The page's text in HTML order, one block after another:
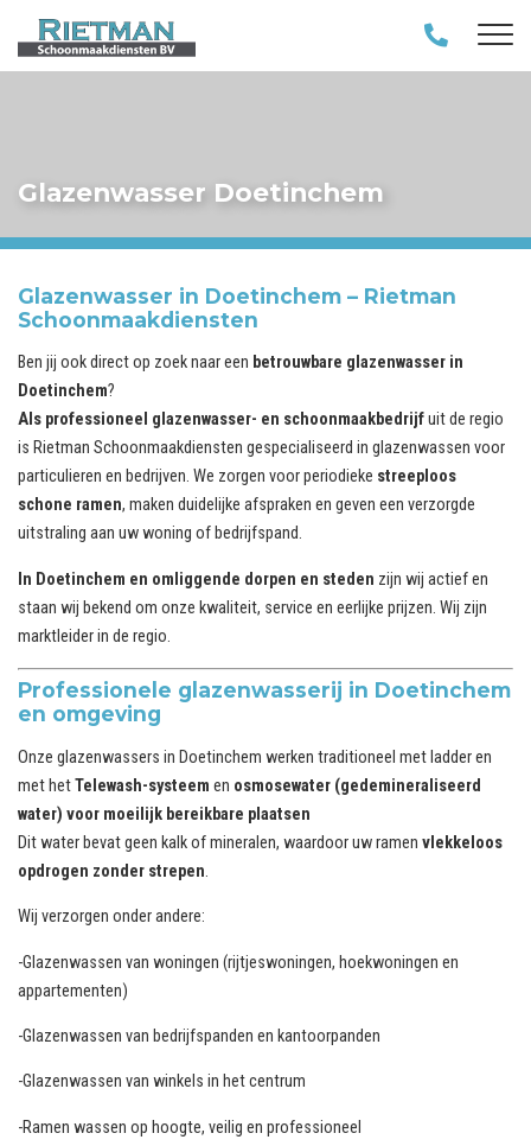
Glazenwasser Doetinchem
Glazenwasser in Doetinchem – Rietman
Schoonmaakdiensten
Ben jij ook direct op zoek naar een betrouwbare glazenwasser in
Doetinchem?
Als professioneel glazenwasser- en schoonmaakbedrijfuit de regio
is Rietman Schoonmaakdiensten gespecialiseerd in glazenwassen voor
particulieren en bedrijven. We zorgen voor periodieke streeploos
schone ramen, maken duidelijke afspraken en geven een verzorgde
uitstraling aan uw woning of bedrijfspand.
In Doetinchem en omliggende dorpen en steden zijn wij actief en
staan wij bekend om onze kwaliteit, service en eerlijke prijzen. Wij zijn
marktleider in de regio.
Professionele glazenwasserij in Doetinchem
en omgeving
Onze glazenwassers in Doetinchem werken traditioneel met ladder en
met hetTelewash-systeem en osmosewater (gedemineraliseerd
water) voor moeilijk bereikbare plaatsen
Dit water bevat geen kalk of mineralen, waardoor uw ramen vlekkeloos
opdrogen zonder strepen.
Wij verzorgen onder andere:
-Glazenwassen van woningen (rijtjeswoningen, hoekwoningen en
appartementen)
-Glazenwassen van bedrijfspanden en kantoorpanden
-Glazenwassen van winkels in het centrum
-Ramen wassen op hoogte, veilig en professioneel